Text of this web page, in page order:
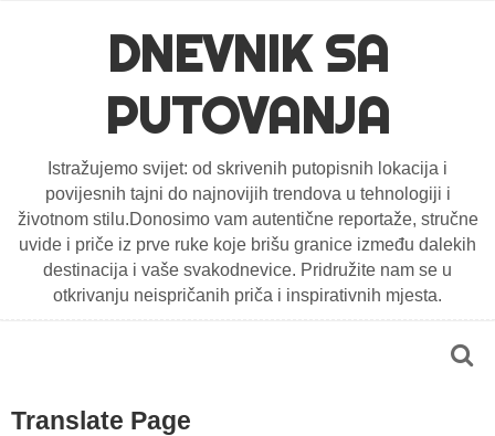
DNEVNIK SA
PUTOVANJA
Istražujemo svijet: od skrivenih putopisnih lokacija i
povijesnih tajni do najnovijih trendova u tehnologiji i
životnom stilu.Donosimo vam autentične reportaže, stručne
uvide i priče iz prve ruke koje brišu granice između dalekih
destinacija i vaše svakodnevice. Pridružite nam se u
otkrivanju neispričanih priča i inspirativnih mjesta.
Translate Page